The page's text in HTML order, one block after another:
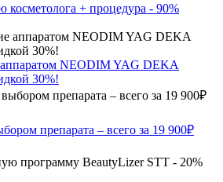
косметолога + процедура - 90%
NEODIM YAG DEKA
30%!
препарата – всего за 19 900₽